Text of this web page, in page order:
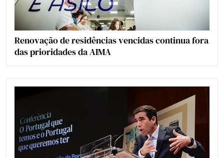
Renovação de residências vencidas continua fora
das prioridades da AIMA